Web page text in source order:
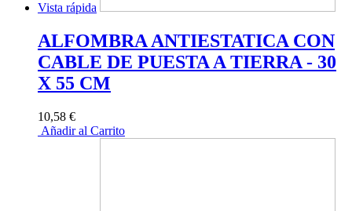
Vista rápida
ALFOMBRA ANTIESTATICA CON
CABLE DE PUESTA A TIERRA - 30
X 55 CM
10,58 €
Añadir al Carrito